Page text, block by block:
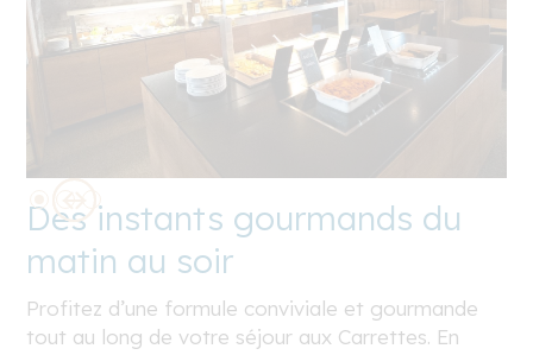
Des instants gourmands du
matin au soir
Profitez d’une formule conviviale et gourmande
tout au long de votre séjour aux Carrettes. En